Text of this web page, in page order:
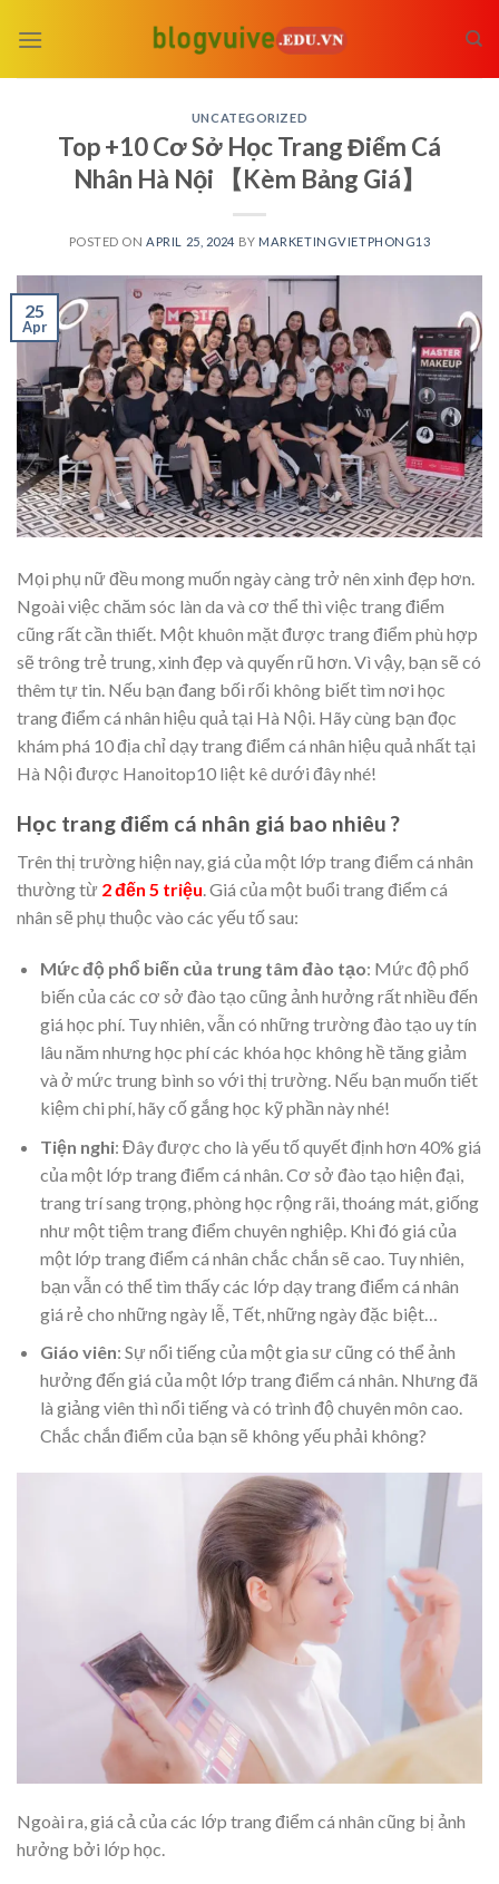
UNCATEGORIZED
Top +10 Cơ Sở Học Trang Điểm Cá
Nhân Hà Nội 【Kèm Bảng Giá】
POSTED ON APRIL 25, 2024 BY MARKETINGVIETPHONG13
25
Apr
Mọi phụ nữ đều mong muốn ngày càng trở nên xinh đẹp hơn.
Ngoài việc chăm sóc làn da và cơ thể thì việc trang điểm
cũng rất cần thiết. Một khuôn mặt được trang điểm phù hợp
sẽ trông trẻ trung, xinh đẹp và quyến rũ hơn. Vì vậy, bạn sẽ có
thêm tự tin. Nếu bạn đang bối rối không biết tìm nơi học
trang điểm cá nhân hiệu quả tại Hà Nội. Hãy cùng bạn đọc
khám phá 10 địa chỉ dạy trang điểm cá nhân hiệu quả nhất tại
Hà Nội được Hanoitop10 liệt kê dưới đây nhé!
Học trang điểm cá nhân giá bao nhiêu ?
Trên thị trường hiện nay, giá của một lớp trang điểm cá nhân
thường từ 2 đến 5 triệu. Giá của một buổi trang điểm cá
nhân sẽ phụ thuộc vào các yếu tố sau:
Mức độ phổ biến của trung tâm đào tạo: Mức độ phổ
biến của các cơ sở đào tạo cũng ảnh hưởng rất nhiều đến
giá học phí. Tuy nhiên, vẫn có những trường đào tạo uy tín
lâu năm nhưng học phí các khóa học không hề tăng giảm
và ở mức trung bình so với thị trường. Nếu bạn muốn tiết
kiệm chi phí, hãy cố gắng học kỹ phần này nhé!
Tiện nghi: Đây được cho là yếu tố quyết định hơn 40% giá
của một lớp trang điểm cá nhân. Cơ sở đào tạo hiện đại,
trang trí sang trọng, phòng học rộng rãi, thoáng mát, giống
như một tiệm trang điểm chuyên nghiệp. Khi đó giá của
một lớp trang điểm cá nhân chắc chắn sẽ cao. Tuy nhiên,
bạn vẫn có thể tìm thấy các lớp dạy trang điểm cá nhân
giá rẻ cho những ngày lễ, Tết, những ngày đặc biệt…
Giáo viên: Sự nổi tiếng của một gia sư cũng có thể ảnh
hưởng đến giá của một lớp trang điểm cá nhân. Nhưng đã
là giảng viên thì nổi tiếng và có trình độ chuyên môn cao.
Chắc chắn điểm của bạn sẽ không yếu phải không?
Ngoài ra, giá cả của các lớp trang điểm cá nhân cũng bị ảnh
hưởng bởi lớp học.